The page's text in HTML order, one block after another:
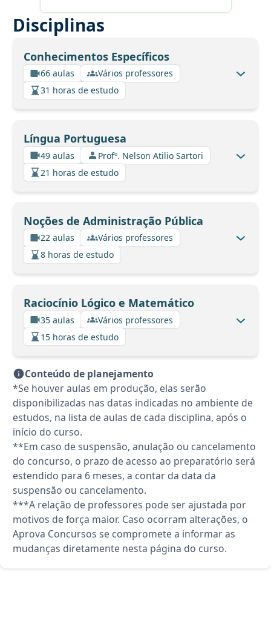
Disciplinas
Conhecimentos Específicos
66 aulas
Vários professores
31 horas de estudo
Língua Portuguesa
49 aulas
Profº. Nelson Atilio Sartori
21 horas de estudo
Noções de Administração Pública
22 aulas
Vários professores
8 horas de estudo
Raciocínio Lógico e Matemático
35 aulas
Vários professores
15 horas de estudo
Conteúdo de planejamento
*Se houver aulas em produção, elas serão
disponibilizadas nas datas indicadas no ambiente de
estudos, na lista de aulas de cada disciplina, após o
início do curso.
**Em caso de suspensão, anulação ou cancelamento
do concurso, o prazo de acesso ao preparatório será
estendido para 6 meses, a contar da data da
suspensão ou cancelamento.
***A relação de professores pode ser ajustada por
motivos de força maior. Caso ocorram alterações, o
Aprova Concursos se compromete a informar as
mudanças diretamente nesta página do curso.